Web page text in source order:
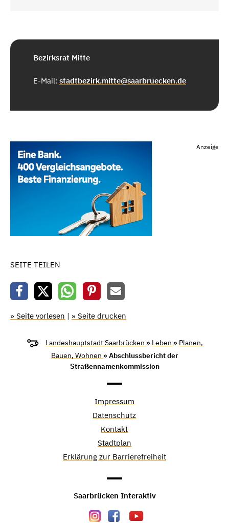
Bezirksrat Mitte
E-Mail: stadtbezirk.mitte@saarbruecken.de
Anzeige
SEITE TEILEN
» Seite vorlesen | » Seite drucken
Landeshauptstadt Saarbrücken » Leben » Planen,
Bauen, Wohnen » Abschlussbericht der
Straßennamenkommission
Impressum
Datenschutz
Kontakt
Stadtplan
Erklärung zur Barrierefreiheit
Saarbrücken Interaktiv